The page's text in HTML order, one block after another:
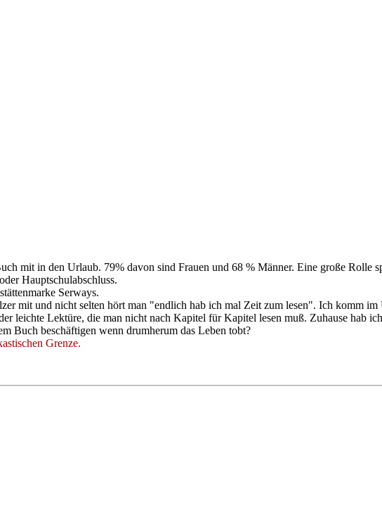
mit in den Urlaub. 79% davon sind Frauen und 68 % Männer. Eine große Rolle
Hauptschulabschluss.
Serways.
mit und nicht selten hört man "endlich hab ich mal Zeit zum lesen". Ich komm
leichte Lektüre, die man nicht nach Kapitel für Kapitel lesen muß. Zuhause hab
Buch beschäftigen wenn drumherum das Leben tobt?
Grenze.